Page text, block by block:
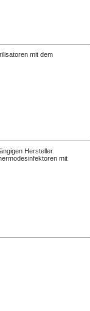
mit dem
Hersteller
mit